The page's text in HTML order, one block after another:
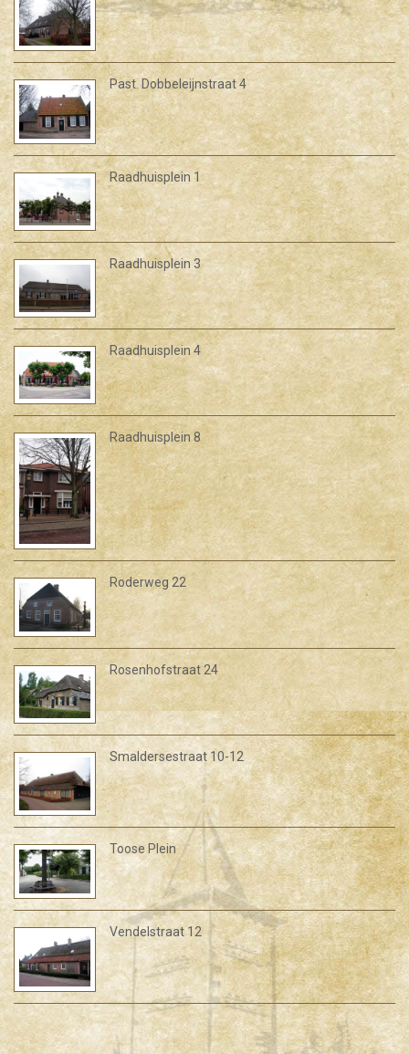
Past. Dobbeleijnstraat 4
Raadhuisplein 1
Raadhuisplein 3
Raadhuisplein 4
Raadhuisplein 8
Roderweg 22
Rosenhofstraat 24
Smaldersestraat 10-12
Toose Plein
Vendelstraat 12